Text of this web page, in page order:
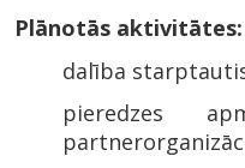
Plānotās aktivitātes:
dalība
pieredzes